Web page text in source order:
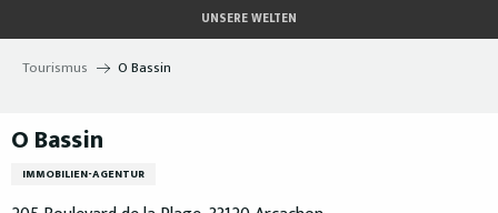
au
contenu
UNSERE WELTEN
Tourismus O Bassin
O Bassin
IMMOBILIEN-AGENTUR